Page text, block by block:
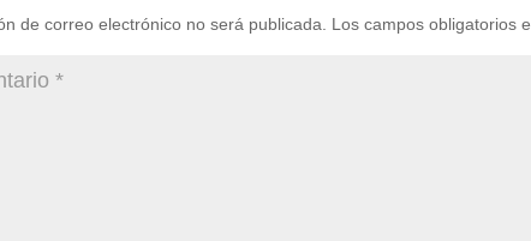
de correo electrónico no será publicada. Los campos obligatorios